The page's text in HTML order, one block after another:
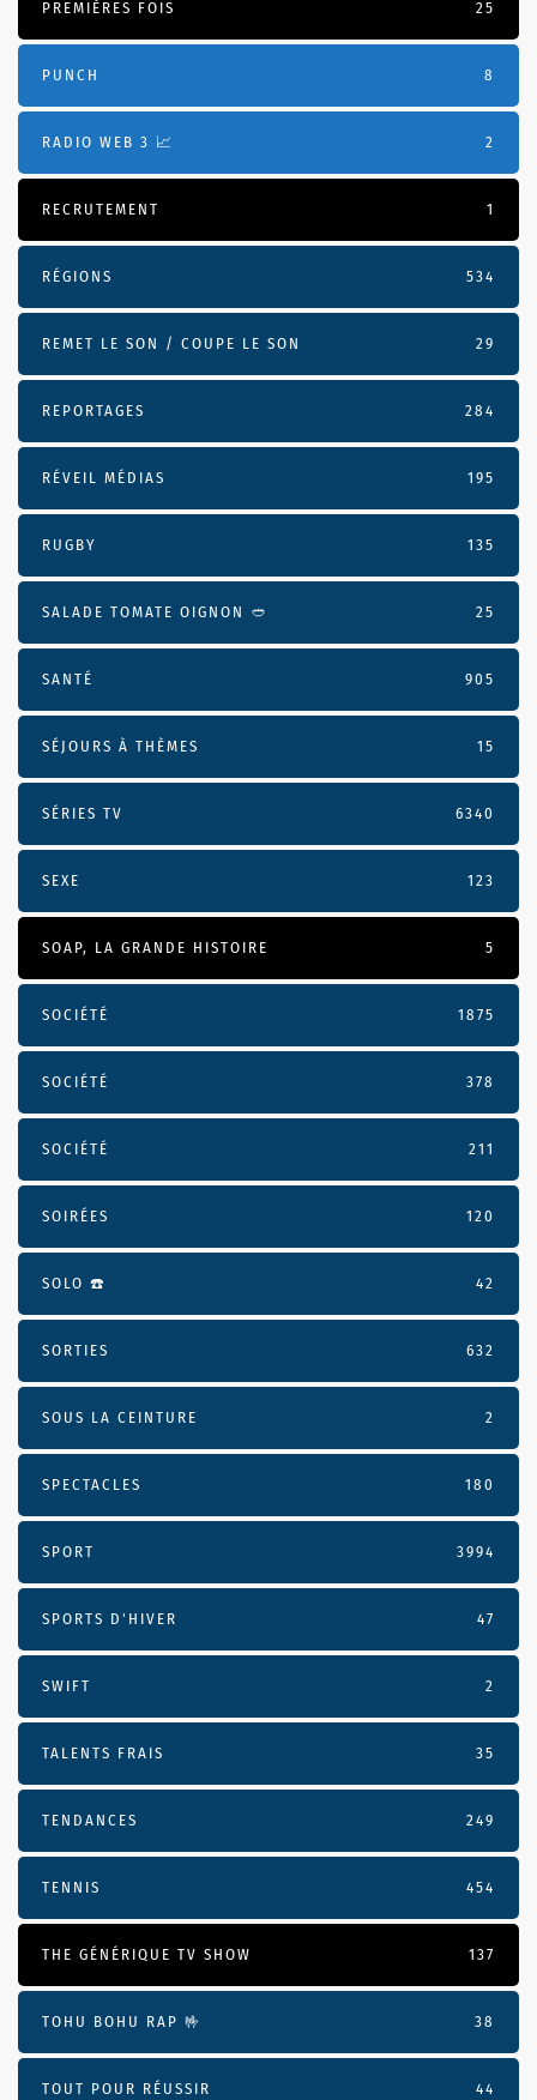
PREMIÈRES FOIS 25
PUNCH 8
RADIO WEB 3 📈 2
RECRUTEMENT 1
RÉGIONS 534
REMET LE SON / COUPE LE SON 29
REPORTAGES 284
RÉVEIL MÉDIAS 195
RUGBY 135
SALADE TOMATE OIGNON 🥙 25
SANTÉ 905
SÉJOURS À THÈMES 15
SÉRIES TV 6340
SEXE 123
SOAP, LA GRANDE HISTOIRE 5
SOCIÉTÉ 1875
SOCIÉTÉ 378
SOCIÉTÉ 211
SOIRÉES 120
SOLO ☎️ 42
SORTIES 632
SOUS LA CEINTURE 2
SPECTACLES 180
SPORT 3994
SPORTS D'HIVER 47
SWIFT 2
TALENTS FRAIS 35
TENDANCES 249
TENNIS 454
THE GÉNÉRIQUE TV SHOW 137
TOHU BOHU RAP 🤟 38
TOUT POUR RÉUSSIR 44